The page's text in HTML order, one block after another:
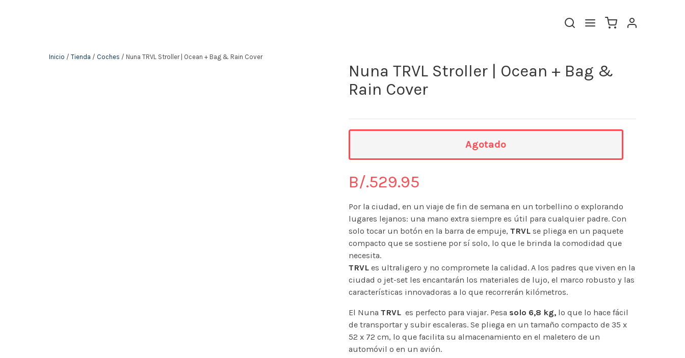
Inicio / Tienda / Coches / Nuna TRVL Stroller | Ocean + Bag & Rain Cover
Nuna TRVL Stroller | Ocean + Bag &
Rain Cover
B/.529.95
Por la ciudad, en un viaje de fin de semana en un torbellino o explorando
lugares lejanos: una mano extra siempre es útil para cualquier padre. Con
solo tocar un botón en la barra de empuje, TRVLse pliega en un paquete
compacto que se sostiene por sí solo, lo que le brinda la comodidad que
necesita.
TRVLes ultraligero y no compromete la calidad. A los padres que viven en la
ciudad o jet-set les encantarán los materiales de lujo, el marco robusto y las
características innovadoras a lo que recorrerán kilómetros.
El Nuna TRVLes perfecto para viajar. Pesa solo 6,8 kg,lo que lo hace fácil
de transportar y subir escaleras. Se pliega en un tamaño compacto de 35 x
52 x 72 cm, lo que facilita su almacenamiento en el maletero de un
automóvil o en un avión.
Agotado